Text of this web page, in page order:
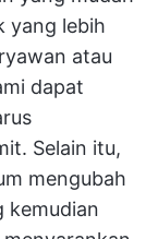
yang lebih
atau
dapat
Selain itu,
mengubah
kemudian